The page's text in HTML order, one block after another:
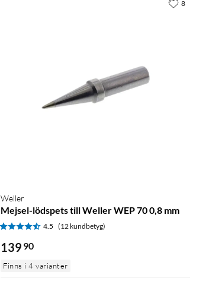
Weller
Mejsel-lödspets till Weller WEP 70 0,8 mm
4.5 (12 kundbetyg)
139 90
Finns i 4 varianter
8